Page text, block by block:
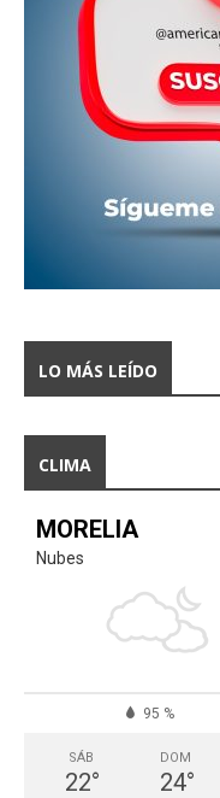
LO MÁS LEÍDO
CLIMA
MORELIA
Nubes
95 %
SÁB
22°
DOM
24°